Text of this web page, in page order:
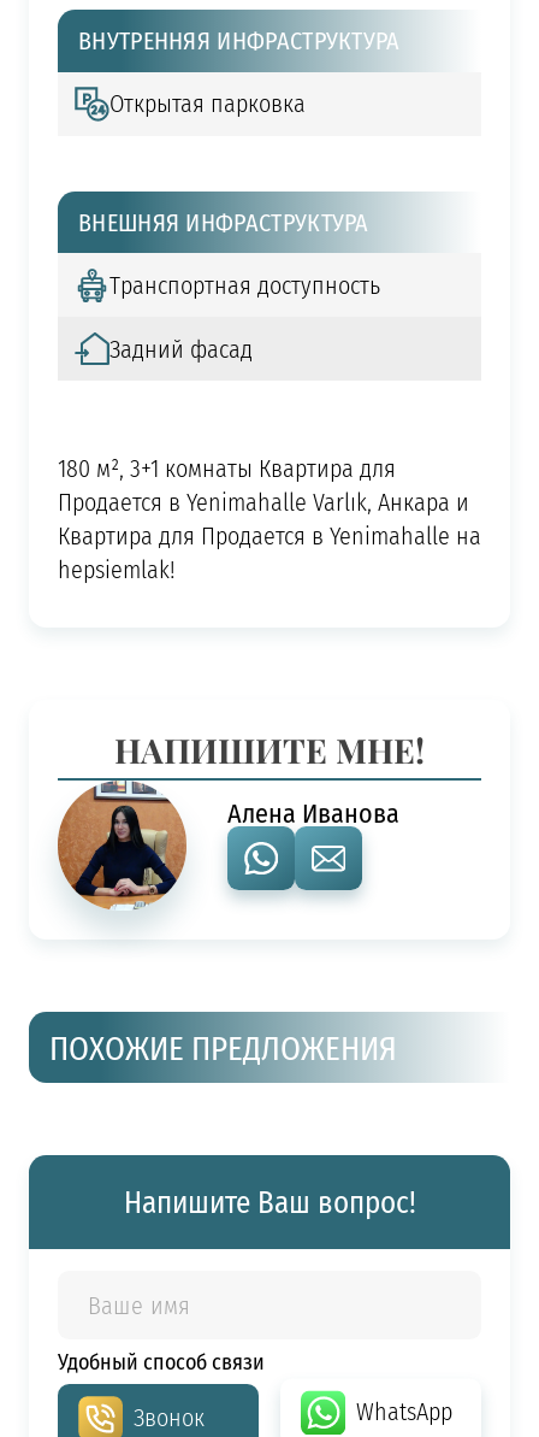
ВНУТРЕННЯЯ ИНФРАСТРУКТУРА
Открытая парковка
ВНЕШНЯЯ ИНФРАСТРУКТУРА
Транспортная доступность
Задний фасад
180 м², 3+1 комнаты Квартира для
Продается в Yenimahalle Varlık, Анкара и
Квартира для Продается в Yenimahalle на
hepsiemlak!
НАПИШИТЕ МНЕ!
Алена Иванова
ПОХОЖИЕ ПРЕДЛОЖЕНИЯ
Напишите Ваш вопрос!
Удобный способ связи
Звонок WhatsApp